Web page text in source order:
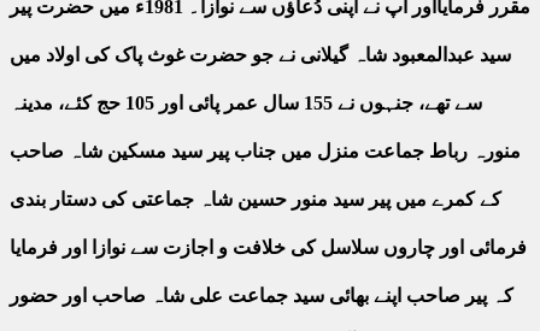
مقرر فرمایااور آپ نے اپنی دُعاؤں سے نوازا۔ 1981ء میں حضرت پیر
سید عبدالمعبود شاہ گیلانی نے جو حضرت غوث پاک کی اولاد میں
سے تھے، جنہوں نے 155 سال عمر پائی اور 105 حج کئے، مدینہ
منورہ رباط جماعت منزل میں جناب پیر سید مسکین شاہ صاحب
کے کمرے میں پیر سید منور حسین شاہ جماعتی کی دستار بندی
فرمائی اور چاروں سلاسل کی خلافت و اجازت سے نوازا اور فرمایا
کہ پیر صاحب اپنے بھائی سید جماعت علی شاہ صاحب اور حضور